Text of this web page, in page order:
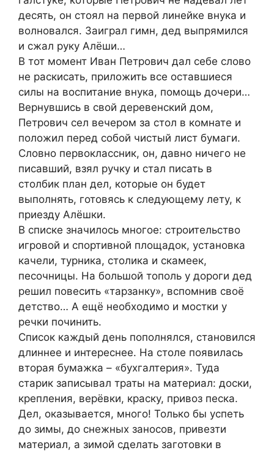
десять, он стоял на первой линейке внука и
волновался. Заиграл гимн, дед выпрямился
и сжал руку Алёши…
В тот момент Иван Петрович дал себе слово
не раскисать, приложить все оставшиеся
силы на воспитание внука, помощь дочери…
Вернувшись в свой деревенский дом,
Петрович сел вечером за стол в комнате и
положил перед собой чистый лист бумаги.
Словно первоклассник, он, давно ничего не
писавший, взял ручку и стал писать в
столбик план дел, которые он будет
выполнять, готовясь к следующему лету, к
приезду Алёшки.
В списке значилось многое: строительство
игровой и спортивной площадок, установка
качели, турника, столика и скамеек,
песочницы. На большой тополь у дороги дед
решил повесить «тарзанку», вспомнив своё
детство… А ещё необходимо и мостки у
речки починить.
Список каждый день пополнялся, становился
длиннее и интереснее. На столе появилась
вторая бумажка – «бухгалтерия». Туда
старик записывал траты на материал: доски,
крепления, верёвки, краску, привоз песка.
Дел, оказывается, много! Только бы успеть
до зимы, до снежных заносов, привезти
материал, а зимой сделать заготовки в